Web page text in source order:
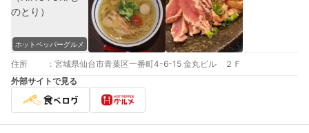
ホットペッパーグルメ
住所 : 宮城県仙台市青葉区一番町4-6-15 金丸ビル ２Ｆ
外部サイトで見る